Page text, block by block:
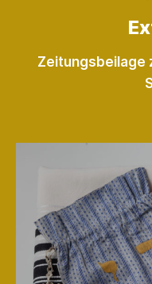
Zeitungsbeilage